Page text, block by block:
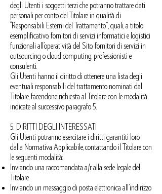
degli Utenti i soggetti terzi che potranno trattare dati
personali per conto del Titolare in qualità di
“Responsabili Esterni del Trattamento”, quali, a titolo
esemplificativo, fornitori di servizi informatici e logistici
funzionali all’operatività del Sito, fornitori di servizi in
outsourcing o cloud computing, professionisti e
consulenti.
Gli Utenti hanno il diritto di ottenere una lista degli
eventuali responsabili del trattamento nominati dal
Titolare, facendone richiesta al Titolare con le modalità
indicate al successivo paragrafo 5.
5.
DIRITTI DEGLI INTERESSATI
Gli Utenti potranno esercitare i diritti garantiti loro
dalla Normativa Applicabile, contattando il Titolare con
le seguenti modalità:
Inviando una raccomandata a/r alla sede legale del
Titolare
Inviando un messaggio di posta elettronica all’indirizzo